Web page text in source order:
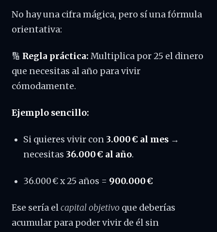
No hay una cifra mágica, pero sí una fórmula
orientativa:
🔢 Regla práctica: Multiplica por 25 el dinero
que necesitas al año para vivir
cómodamente.
Ejemplo sencillo:
Si quieres vivir con 3.000 € al mes →
necesitas 36.000 € al año.
36.000 € x 25 años = 900.000 €
Ese sería elcapital objetivo que deberías
acumular para poder vivir de él sin